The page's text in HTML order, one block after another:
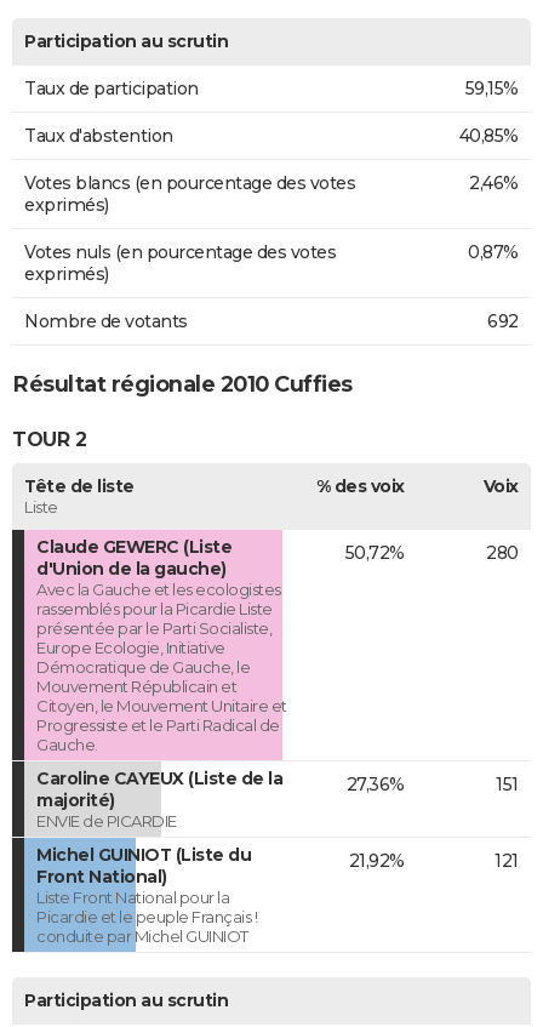
Participation au scrutin
Taux de participation 59,15%
Taux d'abstention 40,85%
Votes blancs (en pourcentage des votes
exprimés)
2,46%
Votes nuls (en pourcentage des votes
exprimés)
0,87%
Nombre de votants 692
Résultat régionale 2010 Cuffies
TOUR 2
Tête de liste
Liste
% des voix Voix
Claude GEWERC (Liste
d'Union de la gauche)
Avec la Gauche et les ecologistes
rassemblés pour la Picardie Liste
présentée par le Parti Socialiste,
Europe Ecologie, Initiative
Démocratique de Gauche, le
Mouvement Républicain et
Citoyen, le Mouvement Unitaire et
Progressiste et le Parti Radical de
Gauche.
50,72% 280
Caroline CAYEUX (Liste de la
majorité)
ENVIE de PICARDIE
27,36% 151
Michel GUINIOT (Liste du
Front National)
Liste Front National pour la
Picardie et le peuple Français !
conduite par Michel GUINIOT
21,92% 121
Participation au scrutin